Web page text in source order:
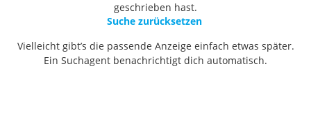
geschrieben hast.
Suche zurücksetzen
Vielleicht gibt’s die passende Anzeige einfach etwas später.
Ein Suchagent benachrichtigt dich automatisch.